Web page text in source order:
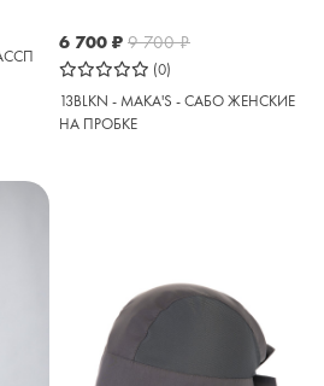
6 700 ₽ 9 700₽
(0)
13BLKN - MAKA'S - САБО ЖЕНСКИЕ
НА ПРОБКЕ